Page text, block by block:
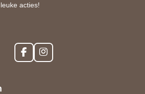
acties!
F
a
I
n